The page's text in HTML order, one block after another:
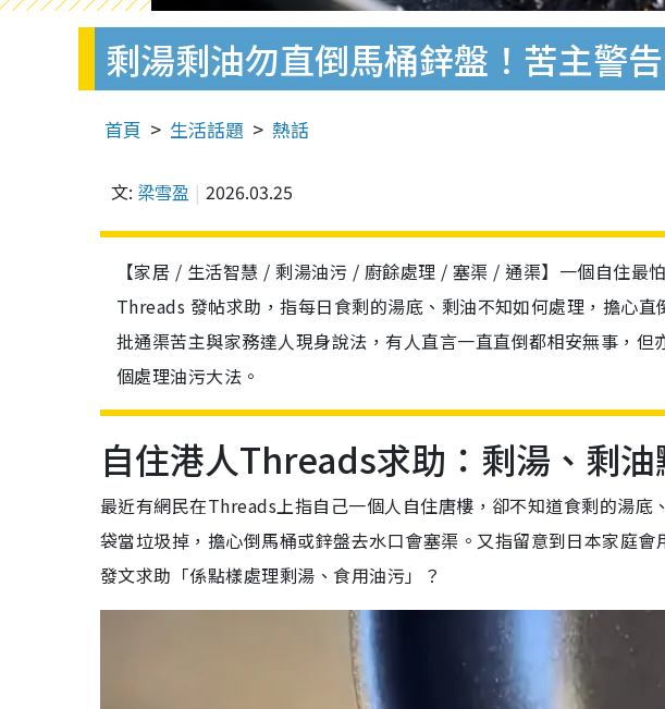
剩湯剩油勿直倒馬桶鋅盤！苦主警
首頁 生活話題 熱話
文: 梁雪盈 2026.03.25
【家居 / 生活智慧 / 剩湯油污 / 廚餘處理 / 塞渠 / 通渠】一個自住最
Threads 發帖求助，指每日食剩的湯底、剩油不知如何處理，擔心
批通渠苦主與家務達人現身說法，有人直言一直直倒都相安無事，
個處理油污大法。
自住港人Threads求助：剩湯、剩油
最近有網民在Threads上指自己一個人自住唐樓，卻不知道食剩的湯
袋當垃圾掉，擔心倒馬桶或鋅盤去水口會塞渠。又指留意到日本家庭
發文求助「係點樣處理剩湯、食用油污」？